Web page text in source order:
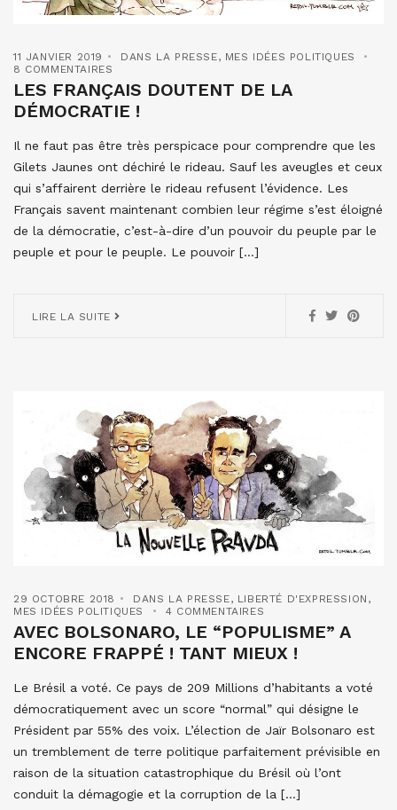
11 JANVIER 2019 DANS LA PRESSE, MES IDÉES POLITIQUES
8 COMMENTAIRES
LES FRANÇAIS DOUTENT DE LA
DÉMOCRATIE !
Il ne faut pas être très perspicace pour comprendre que les
Gilets Jaunes ont déchiré le rideau. Sauf les aveugles et ceux
qui s’affairent derrière le rideau refusent l’évidence. Les
Français savent maintenant combien leur régime s’est éloigné
de la démocratie, c’est-à-dire d’un pouvoir du peuple par le
peuple et pour le peuple. Le pouvoir […]
LIRE LA SUITE
29 OCTOBRE 2018 DANS LA PRESSE, LIBERTÉ D'EXPRESSION ,
MES IDÉES POLITIQUES
4 COMMENTAIRES
AVEC BOLSONARO, LE “POPULISME” A
ENCORE FRAPPÉ ! TANT MIEUX !
Le Brésil a voté. Ce pays de 209 Millions d’habitants a voté
démocratiquement avec un score “normal” qui désigne le
Président par 55% des voix. L’élection de Jaïr Bolsonaro est
un tremblement de terre politique parfaitement prévisible en
raison de la situation catastrophique du Brésil où l’ont
conduit la démagogie et la corruption de la […]